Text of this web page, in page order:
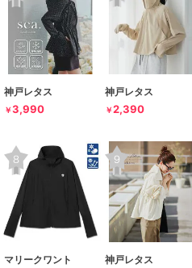
神戸レタス
￥3,990
神戸レタス
￥2,390
マリークワント 神戸レタス